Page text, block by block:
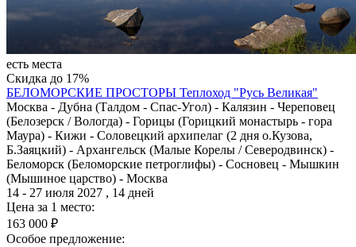
есть места
Скидка до 17%
БЕЛОМОРСКИЕ ПРОСТОРЫ Теплоход "Русь Великая"
Москва - Дубна (Талдом - Спас-Угол) - Калязин - Череповец
(Белозерск / Вологда) - Горицы (Горицкий монастырь - гора
Маура) - Кижи - Соловецкий архипелаг (2 дня о.Кузова,
Б.Заяцкий) - Архангельск (Малые Корелы / Северодвинск) -
Беломорск (Беломорские петроглифы) - Сосновец - Мышкин
(Мышиное царство) - Москва
14 - 27 июля 2027 , 14 дней
Цена за 1 место:
163 000 ₽
Особое предложение: